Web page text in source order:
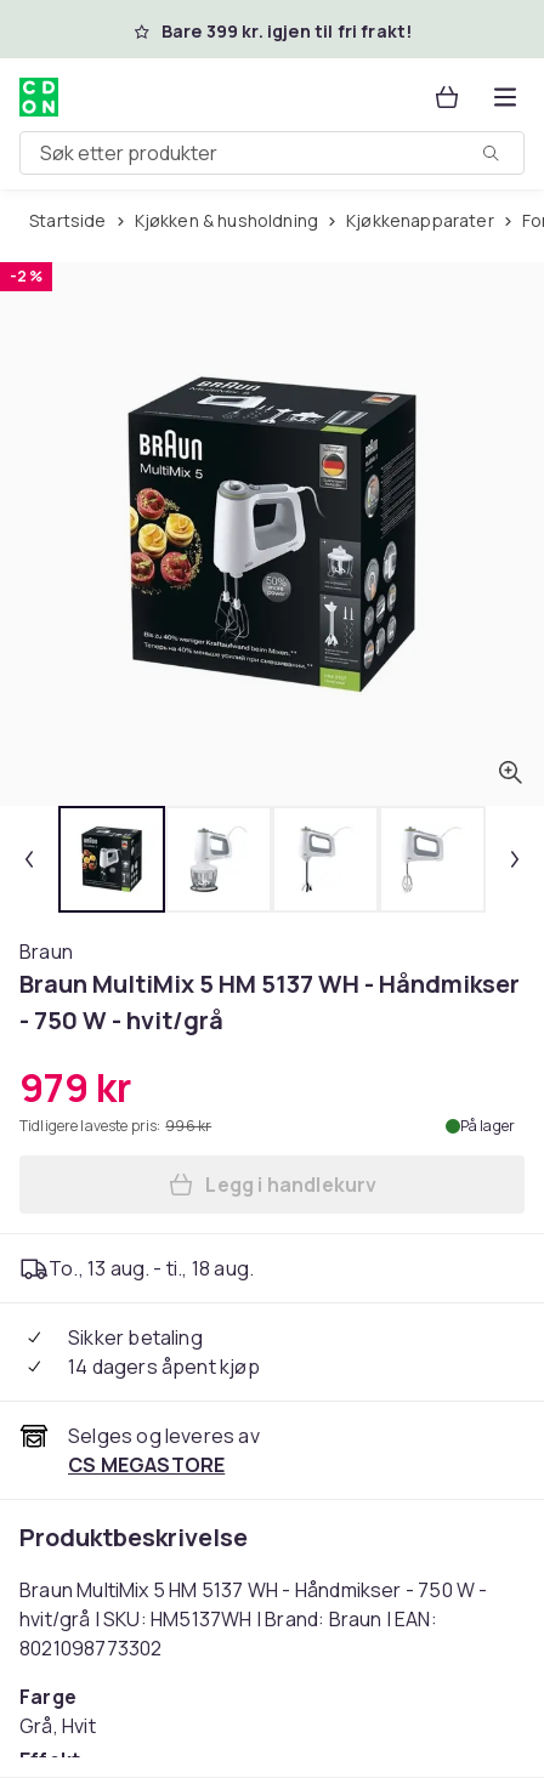
Hopp til hovedinnholdBare 399 kr. igjen til fri frakt!
Søk etter produkter
Startside Kjøkken & husholdning Kjøkkenapparater
-2 %
Braun
Braun MultiMix 5 HM 5137 WH - Håndmikser
- 750 W - hvit/grå
979 kr
Tidligere laveste pris: 996 kr På lager
Legg Braun MultiMix 5 HM
Legg i handlekurv
To., 13 aug. - ti., 18 aug.
Sikker betaling
14 dagers åpent kjøp
Selges og leveres av
CS MEGASTORE
Produktbeskrivelse
Braun MultiMix 5 HM 5137 WH - Håndmikser - 750 W -
hvit/grå | SKU: HM5137WH | Brand: Braun | EAN:
8021098773302
Farge
Grå, Hvit
Effekt